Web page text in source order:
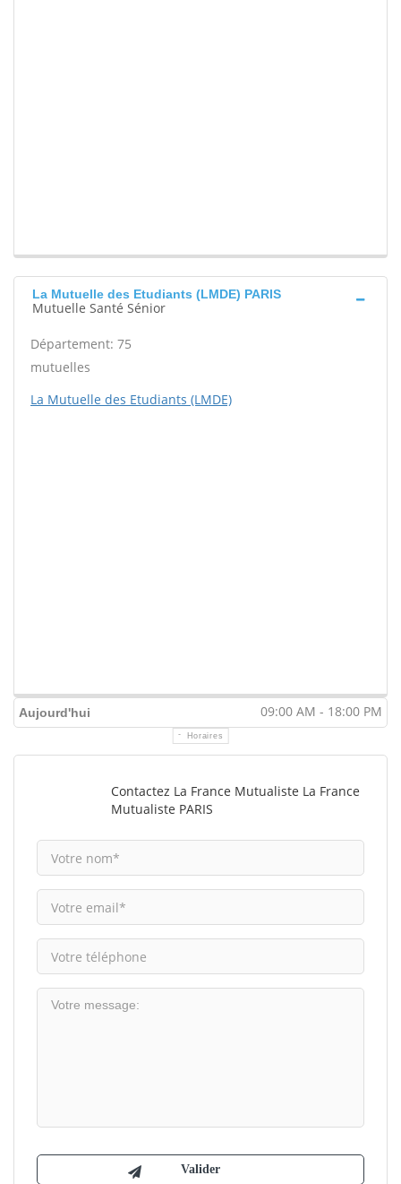
La Mutuelle des Etudiants (LMDE) PARIS
Mutuelle Santé Sénior
Département: 75
mutuelles
La Mutuelle des Etudiants (LMDE)
Aujourd'hui 09:00 AM - 18:00 PM
Horaires
Contactez La France Mutualiste La France
Mutualiste PARIS